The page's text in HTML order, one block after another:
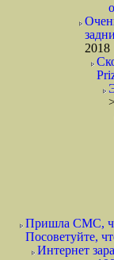
2018
Пришла СМС,
Посоветуйте,
Интернет